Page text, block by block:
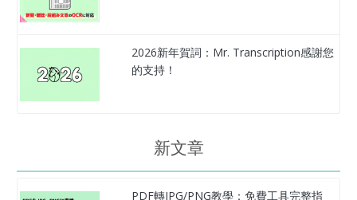
2026新年賀詞：Mr. Transcription感謝您
的支持！
新文章
PDF轉JPG/PNG教學：免費工具完整指